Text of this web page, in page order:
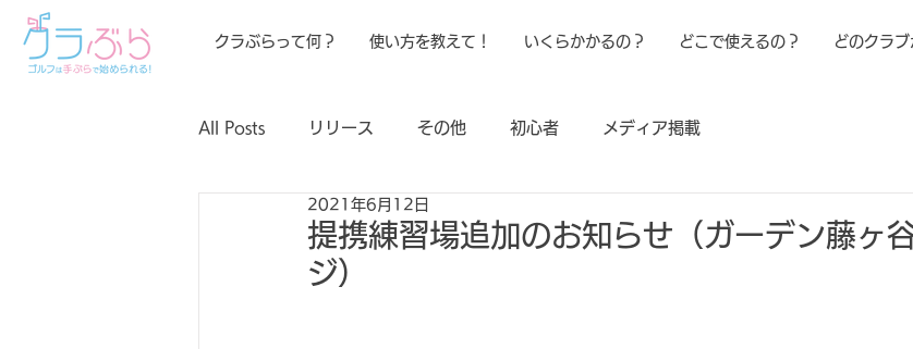
クラぶらって何？ 使い方を教えて！ いくらかかるの？ どこで使えるの？ どのクラ
All Posts リリース その他 初心者 メディア掲載
提携練習場追加のお知らせ（ガーデン藤ヶ
ジ）
2021年6月12日